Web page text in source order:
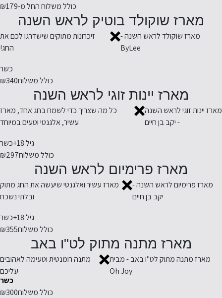
כולל משלוח החל מ-₪179
מארז שוקולד בוטיק לראש השנה
מארז שוקולד לראש השנה -
ByLee
זיכרונות מתוקים שישדרגו לכם את
החג!
כשר
כולל משלוח₪340
מארז יינות זוגי לראש השנה
מארז יינות זוגי לראש השנה
- יקב בן חיים
כל מה שצריך כדי לשמח בחג אחד, מארז
עשיר, אלגנטי וטעים במיוחד
גיל 18+
כשר
כולל משלוח₪297
מארז פרימיום לראש השנה
מארז פרימיום לראש השנה -
יקב בן חיים
מארז עשיר ואלגנטי שיעשה את החג מתוק
ובלתי נשכח
גיל 18+
כשר
כולל משלוח₪355
מארז מתנה מתוק לט"ו באב
מארז מתנה מתוק לט"ו באב - מבית
Oh Joy
מתנה רומנטית וטעימה לאהובים
עליכם
כשר
כולל משלוח₪300